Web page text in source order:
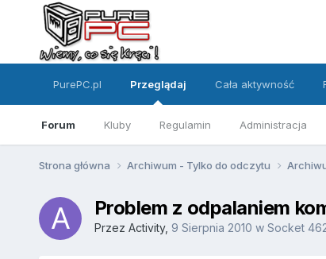
PurePC.pl Przeglądaj
Forum Kluby Regulamin Administracja
Cała aktywność
Strona główna Archiwum - Tylko do odczytu
Problem z odpalaniem
Przez Activity, 9 Sierpnia 2010 w Socket